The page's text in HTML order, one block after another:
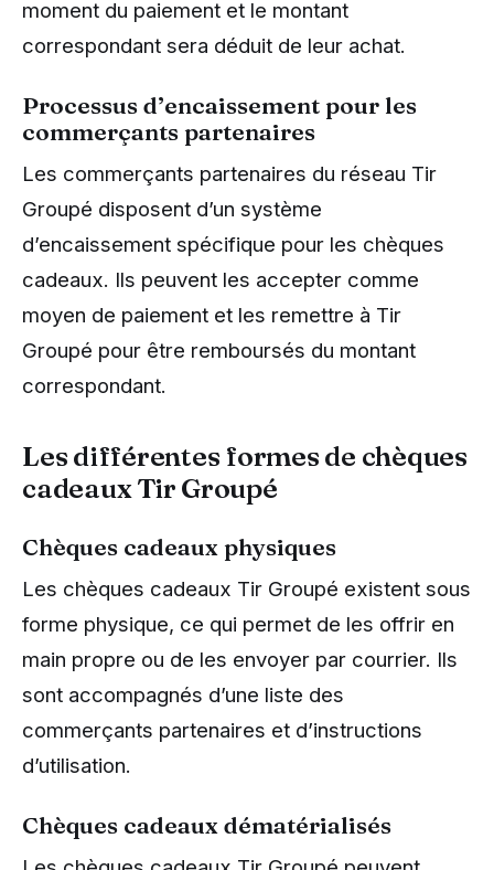
moment du paiement et le montant
correspondant sera déduit de leur achat.
Processus d’encaissement pour les
commerçants partenaires
Les commerçants partenaires du réseau Tir
Groupé disposent d’un système
d’encaissement spécifique pour les chèques
cadeaux. Ils peuvent les accepter comme
moyen de paiement et les remettre à Tir
Groupé pour être remboursés du montant
correspondant.
Les différentes formes de chèques
cadeaux Tir Groupé
Chèques cadeaux physiques
Les chèques cadeaux Tir Groupé existent sous
forme physique, ce qui permet de les offrir en
main propre ou de les envoyer par courrier. Ils
sont accompagnés d’une liste des
commerçants partenaires et d’instructions
d’utilisation.
Chèques cadeaux dématérialisés